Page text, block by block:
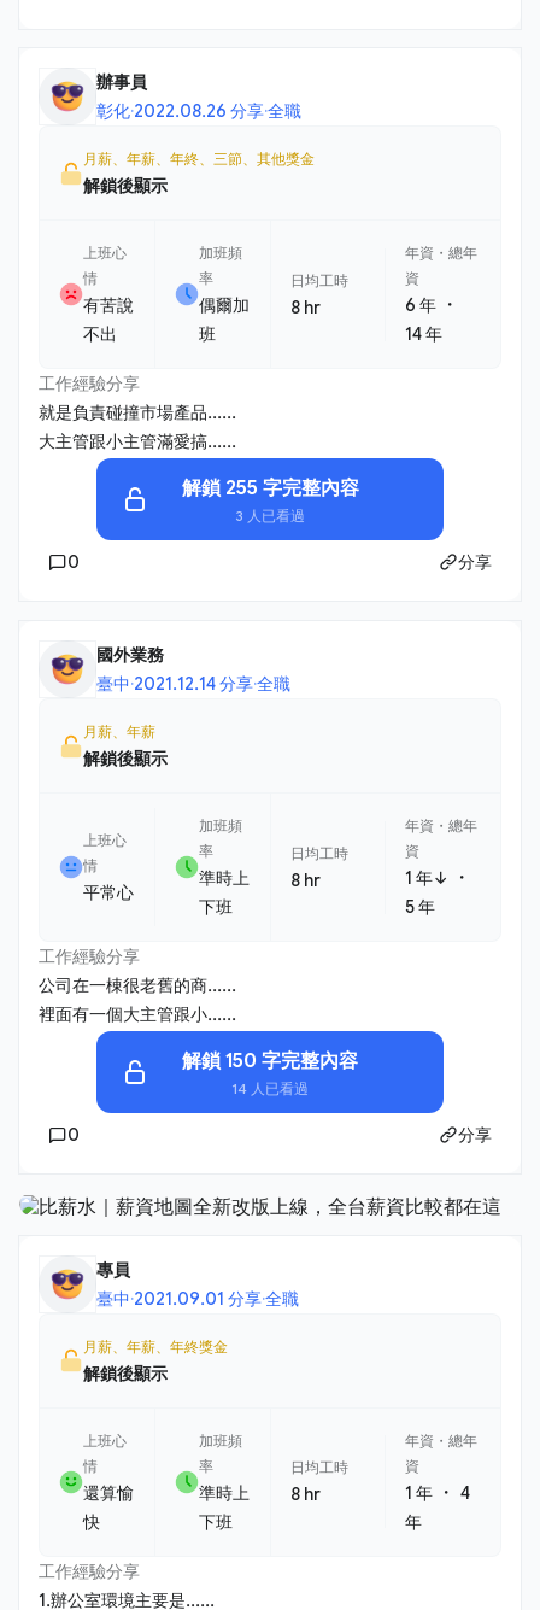
辦事員
彰化·2022.08.26 分享·全職
月薪、年薪、年終、三節、其他獎金
解鎖後顯示
上班心
情
有苦說
不出
加班頻
率
偶爾加
班
日均工時
8 hr
年資・總年
資
6 年 ・
14 年
工作經驗分享
就是負責碰撞市場產品......
大主管跟小主管滿愛搞......
解鎖 255 字完整內容
3 人已看過
0 分享
國外業務
臺中·2021.12.14 分享·全職
月薪、年薪
解鎖後顯示
上班心
情
平常心
加班頻
率
準時上
下班
日均工時
8 hr
年資・總年
資
1 年↓ ・
5 年
工作經驗分享
公司在一棟很老舊的商......
裡面有一個大主管跟小......
解鎖 150 字完整內容
14 人已看過
0 分享
專員
臺中·2021.09.01 分享·全職
月薪、年薪、年終獎金
解鎖後顯示
上班心
情
還算愉
快
加班頻
率
準時上
下班
日均工時
8 hr
年資・總年
資
1 年 ・4
年
工作經驗分享
1.辦公室環境主要是......